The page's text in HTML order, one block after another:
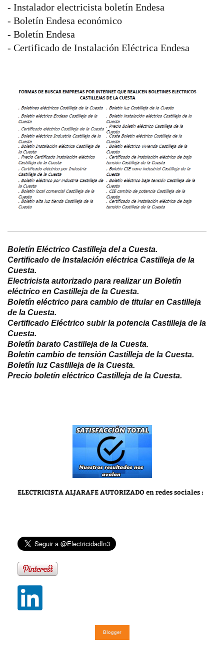
- Instalador electricista boletín Endesa
- Boletín Endesa económico
- Boletín Endesa
- Certificado de Instalación Eléctrica Endesa
Boletín Eléctrico Castilleja del a Cuesta.
Certificado de Instalación eléctrica Castilleja de la
Cuesta.
Electricista autorizado para realizar un Boletín
eléctrico en Castilleja de la Cuesta.
Boletín eléctrico para cambio de titular en Castilleja
de la Cuesta.
Certificado Eléctrico subir la potencia Castilleja de la
Cuesta.
Boletín barato Castilleja de la Cuesta.
Boletín cambio de tensión Castilleja de la Cuesta.
Boletín luz Castilleja de la Cuesta.
Precio boletín eléctrico Castilleja de la Cuesta.
ELECTRICISTA ALJARAFE AUTORIZADO en redes sociales :
Blogger